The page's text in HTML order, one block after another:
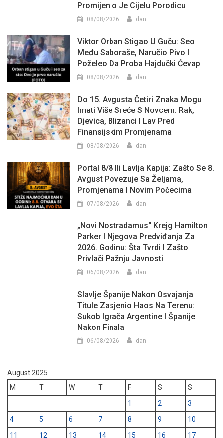
Promijenio Je Cijelu Porodicu
08/08/2026 dan
Viktor Orban Stigao U Guču: Seo
Među Saboraše, Naručio Pivo I
Poželeo Da Proba Hajdučki Ćevap
08/08/2026 dan
Do 15. Avgusta Četiri Znaka Mogu
Imati Više Sreće S Novcem: Rak,
Djevica, Blizanci I Lav Pred
Finansijskim Promjenama
08/08/2026 dan
Portal 8/8 Ili Lavlja Kapija: Zašto Se 8.
Avgust Povezuje Sa Željama,
Promjenama I Novim Počecima
07/08/2026 dan
„Novi Nostradamus“ Krejg Hamilton
Parker I Njegova Predviđanja Za
2026. Godinu: Šta Tvrdi I Zašto
Privlači Pažnju Javnosti
06/08/2026 dan
Slavlje Španije Nakon Osvajanja
Titule Zasjenio Haos Na Terenu:
Sukob Igrača Argentine I Španije
Nakon Finala
06/08/2026 dan
August 2025
M
T W T F S
S
1
2
3
4
5 6 7 8 9
10
11
12 13 14 15 16
17